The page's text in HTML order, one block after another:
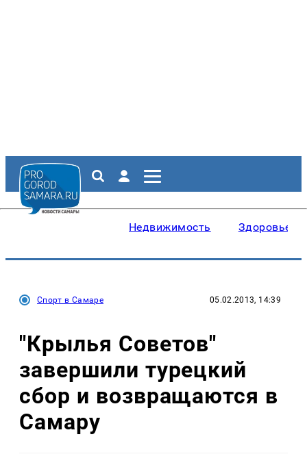
Недвижимость Здоровье
Спорт в Самаре 05.02.2013, 14:39
"Крылья Советов"
завершили турецкий
сбор и возвращаются в
Самару